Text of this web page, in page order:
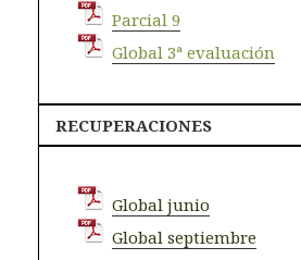
Parcial 9
Global 3ª evaluación
RECUPERACIONES
Global junio
Global septiembre